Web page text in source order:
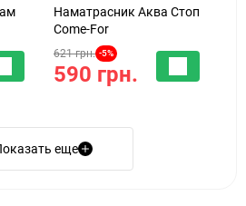
Наматрасник Аква Стоп
Come-For
621 грн. -5%
590 грн.
еще